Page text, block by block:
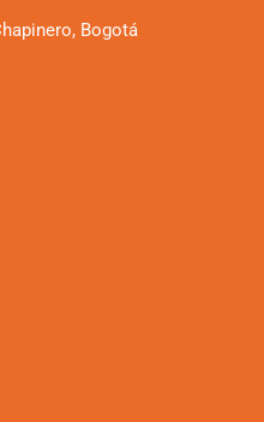
Bogotá